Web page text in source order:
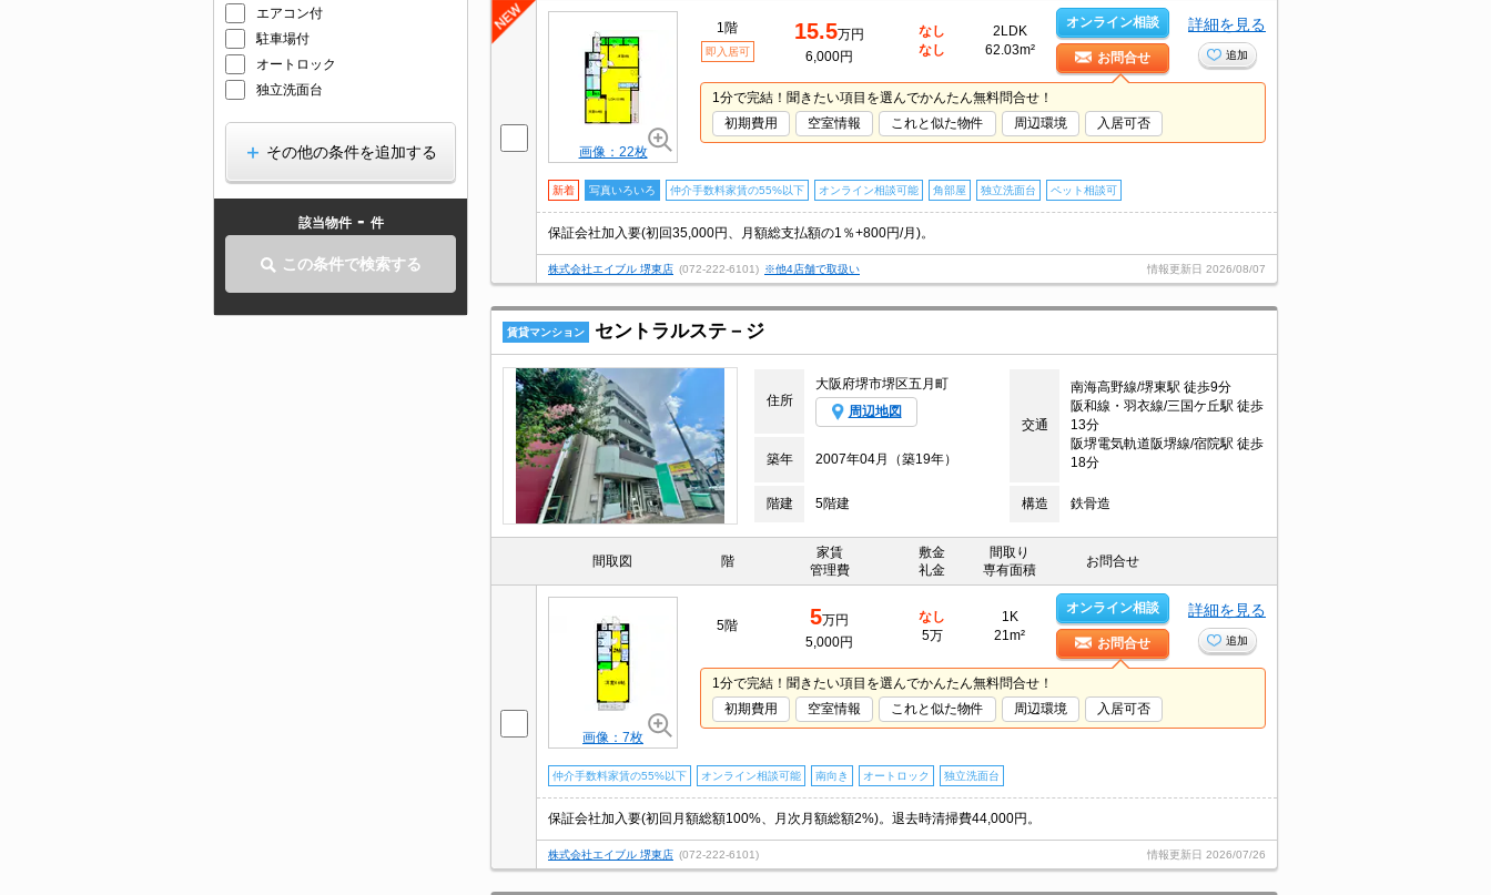
エアコン付
駐車場付
オートロック
独立洗面台
その他の条件を追加する
該当物件 - 件
この条件で検索する
画像：22枚
1階
即入居可
15.5万円
6,000円
なし
なし
2LDK
62.03m²
オンライン相談
お問合せ
詳細を見る
追加
1分で完結！聞きたい項目を選んでかんたん無料問合せ！
初期費用
空室情報 これと似た物件 周辺環境 入居可否
新着 写真いろいろ 仲介手数料家賃の55%以下 オンライン相談可能 角部屋 独立洗面台 ペット相談可
保証会社加入要(初回35,000円、月額総支払額の1％+800円/月)。
株式会社エイブル 堺東店 (072-222-6101) ※他4店舗で取扱い 情報更新日 2026/08/07
賃貸マンション セントラルステ－ジ
住所
大阪府堺市堺区五月町
周辺地図
交通
南海高野線/堺東駅 徒歩9分
阪和線・羽衣線/三国ケ丘駅 徒歩
13分
阪堺電気軌道阪堺線/宿院駅 徒歩
18分
築年 2007年04月（築19年）
階建 5階建 構造 鉄骨造
間取図 階
家賃
管理費
敷金
礼金
間取り
専有面積
お問合せ
画像：7枚
5階 5万円
5,000円
なし
5万
1K
21m²
オンライン相談
お問合せ
詳細を見る
追加
1分で完結！聞きたい項目を選んでかんたん無料問合せ！
初期費用
空室情報 これと似た物件 周辺環境 入居可否
仲介手数料家賃の55%以下 オンライン相談可能 南向き オートロック 独立洗面台
保証会社加入要(初回月額総額100%、月次月額総額2%)。退去時清掃費44,000円。
株式会社エイブル 堺東店 (072-222-6101) 情報更新日 2026/07/26